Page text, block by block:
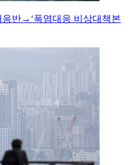
응반→‘폭염대응 비상대책본